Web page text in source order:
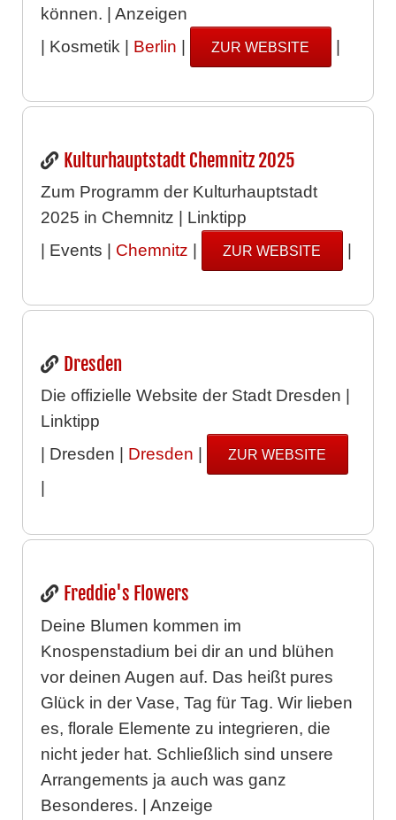
können. | Anzeigen
| Kosmetik | Berlin | ZUR WEBSITE |
Kulturhauptstadt Chemnitz 2025
Zum Programm der Kulturhauptstadt
2025 in Chemnitz | Linktipp
| Events | Chemnitz | ZUR WEBSITE |
Dresden
Die offizielle Website der Stadt Dresden |
Linktipp
| Dresden | Dresden ZUR WEBSITE
Freddie's Flowers
Deine Blumen kommen im
Knospenstadium bei dir an und blühen
vor deinen Augen auf. Das heißt pures
Glück in der Vase, Tag für Tag. Wir lieben
es, florale Elemente zu integrieren, die
nicht jeder hat. Schließlich sind unsere
Arrangements ja auch was ganz
Besonderes. | Anzeige